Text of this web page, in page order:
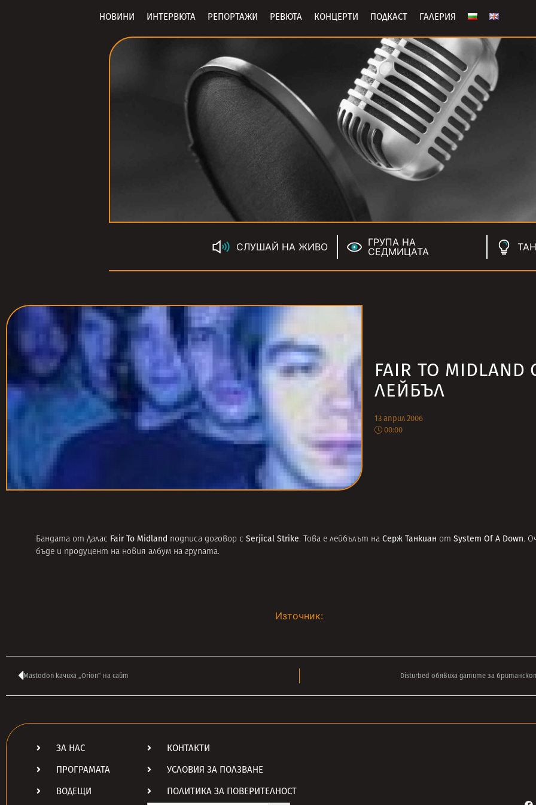
НОВИНИ ИНТЕРВЮТА РЕПОРТАЖИ РЕВЮТА КОНЦЕРТИ ПОДКАСТ ГАЛЕРИЯ
СЛУШАЙ НА ЖИВО
ГРУПА НА
СЕДМИЦАТА
FAIR TO
ЛЕЙБЪЛ
13 април 2006
00:00
Бандата от Далас Fair To Midland подписа договор с Serjical Strike. Това е лейбълът на Серж Танкиан от System Of A Down.
бъде и продуцент на новия албум на групата.
Източник:
Mastodon качиха „Orion“ на сайт Disturbed обявиха датите за
ЗА НАС
ПРОГРАМАТА
ВОДЕЩИ
КОНТАКТИ
УСЛОВИЯ ЗА ПОЛЗВАНЕ
ПОЛИТИКА ЗА ПОВЕРИТЕЛНОСТ
Search Button